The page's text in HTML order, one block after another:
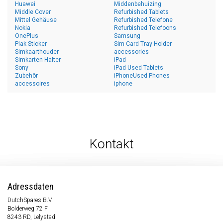
Huawei
Middenbehuizing
Middle Cover
Mittel Gehäuse
Nokia
OnePlus
Plak Sticker
Refurbished Tablets
Refurbished Telefone
Refurbished Telefoons
Samsung
Sim Card Tray Holder
Simkaarthouder
Simkarten Halter
Sony
Zubehör
accessoires
accessories
iPad
iPad Used Tablets
iPhoneUsed Phones
iphone
Kontakt
Adressdaten
DutchSpares B.V.
Bolderweg 72 F
8243 RD, Lelystad